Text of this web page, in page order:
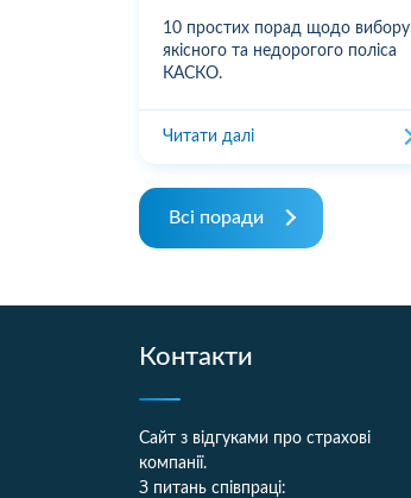
10 простих порад щодо вибору
якісного та недорогого поліса
КАСКО.
Читати далі
Всі поради
Контакти
Сайт з відгуками про страхові
компанії.
З питань співпраці: